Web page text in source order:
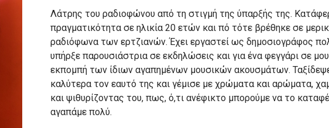
Λάτρης του ραδιοφώνου από τη στιγμή της ύπαρξής της.
πραγματικότητα σε ηλικία 20 ετών και πό τότε βρέθηκε σε
ραδιόφωνα των ερτζιανών. Έχει εργαστεί ως δημοσιογράφος
υπήρξε παρουσιάστρια σε εκδηλώσεις και για ένα φεγγάρι σε
εκπομπή των ίδιων αγαπημένων μουσικών ακουσμάτων.
καλύτερα τον εαυτό της και γέμισε με χρώματα και αρώματα,
και ψιθυρίζοντας του, πως, ό,τι ανέφικτο μπορούμε να το
αγαπάμε πολύ.